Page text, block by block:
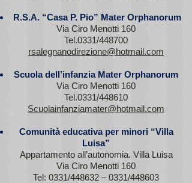
R.S.A. “Casa P. Pio” Mater Orphanorum
Via Ciro Menotti 160
Tel.0331/448700
rsalegnanodirezione@hotmail.com
Scuola dell’infanzia Mater Orphanorum
Via Ciro Menotti 160
Tel.0331/448610
Scuolainfanziamater@hotmail.com
Comunità educativa per minori “Villa
Luisa”
Appartamento all’autonomia. Villa Luisa
Via Ciro Menotti 160
Tel: 0331/448632 – 0331/448603